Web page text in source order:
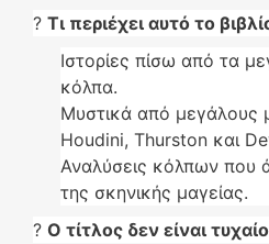
? Τι περιέχει αυτό το
Ιστορίες πίσω από τα
κόλπα.
Μυστικά από μεγάλους
Houdini, Thurston και
Αναλύσεις κόλπων που
της σκηνικής μαγείας.
? Ο τίτλος δεν είναι